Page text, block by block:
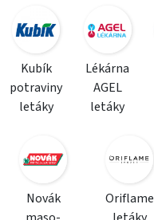
Kubík
potraviny
letáky
Lékárna
AGEL
letáky
Novák
Oriflame